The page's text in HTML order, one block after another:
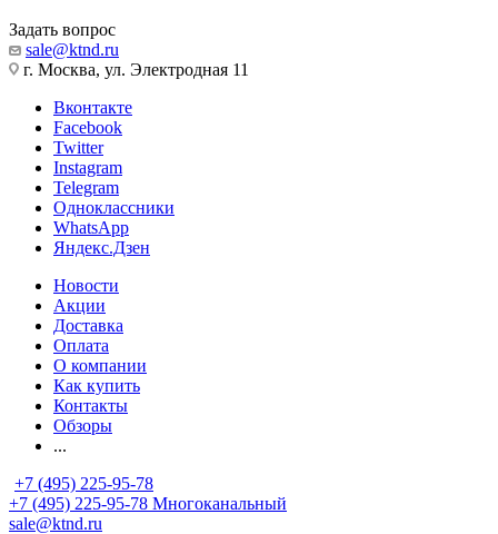
Задать вопрос
sale@ktnd.ru
г. Москва, ул. Электродная 11
Вконтакте
Facebook
Twitter
Instagram
Telegram
Одноклассники
WhatsApp
Яндекс.Дзен
Новости
Акции
Доставка
Оплата
О компании
Как купить
Контакты
Обзоры
...
+7 (495) 225-95-78
+7 (495) 225-95-78 Многоканальный
sale@ktnd.ru